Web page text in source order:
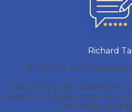
Richard
Duidelijke communicatie
Heel fijn om een stabiele en
naast je te hebben staan in de
het kopen van